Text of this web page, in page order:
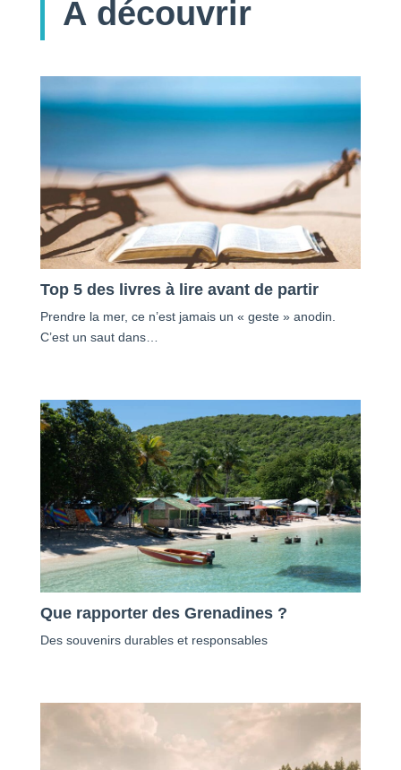
À découvrir
Top 5 des livres à lire avant de partir
Prendre la mer, ce n’est jamais un « geste » anodin.
C’est un saut dans…
Que rapporter des Grenadines ?
Des souvenirs durables et responsables